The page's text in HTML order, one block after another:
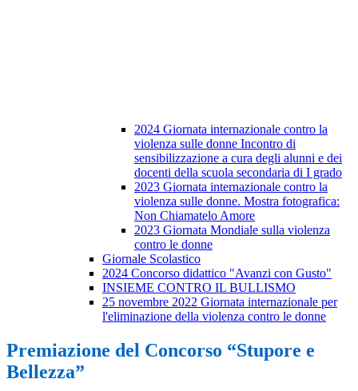
2024 Giornata internazionale contro la
violenza sulle donne Incontro di
sensibilizzazione a cura degli alunni e dei
docenti della scuola secondaria di I grado
2023 Giornata internazionale contro la
violenza sulle donne. Mostra fotografica:
Non Chiamatelo Amore
2023 Giornata Mondiale sulla violenza
contro le donne
Giornale Scolastico
2024 Concorso didattico "Avanzi con Gusto"
INSIEME CONTRO IL BULLISMO
25 novembre 2022 Giornata internazionale per
l'eliminazione della violenza contro le donne
Premiazione del Concorso “Stupore e
Bellezza”